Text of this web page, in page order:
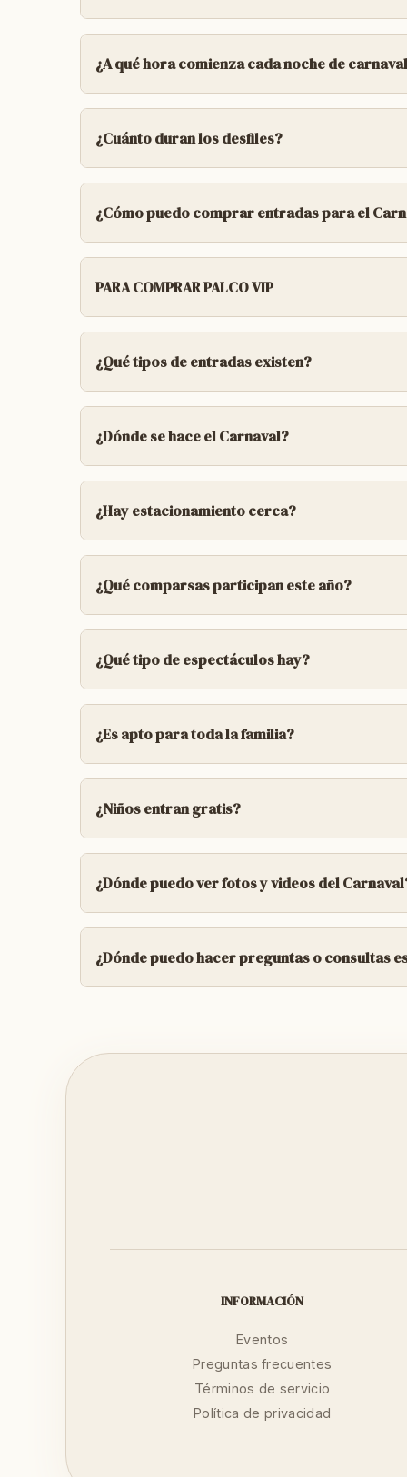
El Carnaval se celebra en distintas
¿A qué hora comienza cada noche de
Las noches de desfile comienzan por la
¿Cuánto duran los desfiles?
Los desfiles de cada una de las
¿Cómo puedo comprar entradas para el
Podés comprar entradas en la web de
PARA COMPRAR PALCO VIP
ESTE NUMERO ES PARA LA COMPRA
¿Qué tipos de entradas existen?
Glas entradas de menores, seguros y
enumeradas.
¿Dónde se hace el Carnaval?
Se realiza en elPredio Multieventosde
¿Hay estacionamiento cerca?
Sí, en las inmediaciones del Predio suele
¿Qué comparsas participan este año?
Las comparsas habituales incluyen
temáticas distintas.
¿Qué tipo de espectáculos hay?
🥁 Desfiles de comparsas con música,
gastronómica
¿Es apto para toda la familia?
Sí, el Carnaval se disfruta en un ambiente
¿Niños entran gratis?
A menudo hay entradas con costo
¿Dónde puedo ver fotos y videos del
👉 En el Instagram oficial del Carnaval:
¿Dónde puedo hacer preguntas o consultas
INFORMACIÓN
Eventos
Preguntas frecuentes
Términos de servicio
Política de privacidad